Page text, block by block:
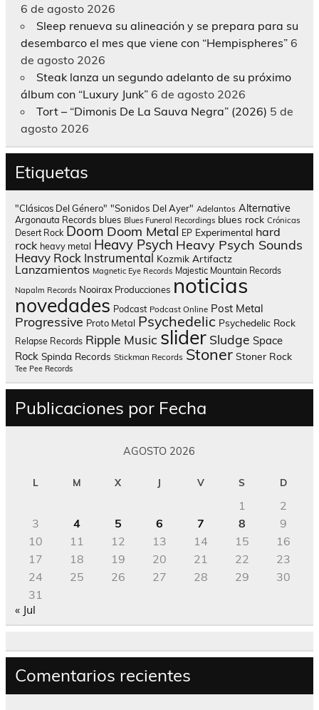
6 de agosto 2026
Sleep renueva su alineación y se prepara para su
desembarco el mes que viene con “Hempispheres” 6
de agosto 2026
Steak lanza un segundo adelanto de su próximo
álbum con “Luxury Junk” 6 de agosto 2026
Tort – “Dimonis De La Sauva Negra” (2026) 5 de
agosto 2026
Etiquetas
"Clásicos Del Género" "Sonidos Del Ayer" Adelantos Alternative
Argonauta Records blues Blues Funeral Recordings blues rock Crónicas
Desert Rock Doom Doom Metal EP Experimental hard
rock heavy metal Heavy Psych Heavy Psych Sounds
Heavy Rock Instrumental Kozmik Artifactz
Lanzamientos Magnetic Eye Records Majestic Mountain Records
Napalm Records Nooirax Producciones noticias
novedades Podcast Podcast Online Post Metal
Progressive Proto Metal Psychedelic Psychedelic Rock
Relapse Records Ripple Music slider Sludge Space
Rock Spinda Records Stickman Records Stoner Stoner Rock
Tee Pee Records
Publicaciones por Fecha
AGOSTO 2026
L M X J V S D
1
2
3
4 5 6 7 8
9
10
11 12 13 14 15
16
17
18 19 20 21 22
23
24
25 26 27 28 29
30
31
« Jul
Comentarios recientes